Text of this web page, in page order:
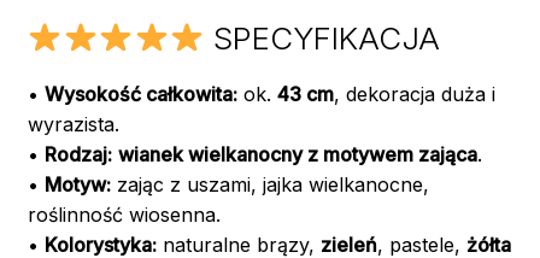
SPECYFIKACJA
• Wysokość całkowita:ok. 43 cm, dekoracja duża i
wyrazista.
• Rodzaj: wianek wielkanocny z motywem zająca.
• Motyw:zając z uszami, jajka wielkanocne,
roślinność wiosenna.
• Kolorystyka:naturalne brązy, zieleń, pastele, żółta